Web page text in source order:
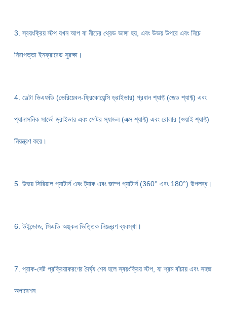
3. স্বয়ংক্রিয় স্টপ যখন আপ বা নীচের থ্রেড ভাঙ্গা হয়, এবং উভয় উপরে এবং নিচে
নিরাপত্তা ইনফ্রারেড সুরক্ষা।
4. ডেল্টা ভিএফডি (ভেরিয়েবল-ফ্রিকোয়েন্সি ড্রাইভার) প্রধান শ্যাফ্ট (জেড শ্যাফ্ট) এবং
প্যানাসনিক সার্ভো ড্রাইভার এবং মোটর স্যাডল (এক্স শ্যাফ্ট) এবং রোলার (ওয়াই শ্যাফ্ট)
নিয়ন্ত্রণ করে।
5. উভয় সিরিয়াল প্যাটার্ন এবং ট্যাক এবং জাম্প প্যাটার্ন (360° এবং 180°) উপলব্ধ।
6. উইন্ডোজ, সিএডি অঙ্কন ভিত্তিক নিয়ন্ত্রণ ব্যবস্থা।
7. প্রাক-সেট প্রক্রিয়াকরণের দৈর্ঘ্য শেষ হলে স্বয়ংক্রিয় স্টপ, যা শ্রম বাঁচায় এবং সহজ
অপারেশন.